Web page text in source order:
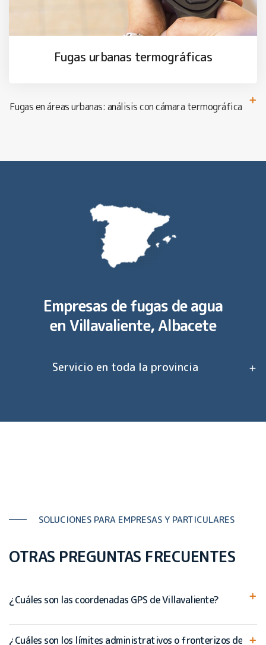
Fugas urbanas termográficas
Fugas en áreas urbanas: análisis con cámara termográfica
Empresas de fugas de agua
en Villavaliente, Albacete
Servicio en toda la provincia
SOLUCIONES PARA EMPRESAS Y PARTICULARES
OTRAS PREGUNTAS FRECUENTES
¿Cuáles son las coordenadas GPS de Villavaliente?
¿Cuáles son los límites administrativos o fronterizos de